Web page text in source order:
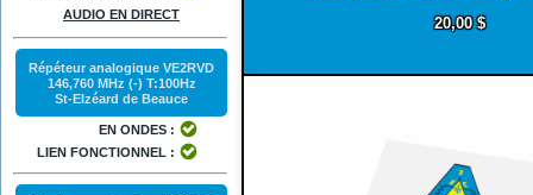
AUDIO EN DIRECT
Répéteur analogique VE2RVD
146,760 MHz (-) T:100Hz
St-Elzéard de Beauce
EN ONDES :
LIEN FONCTIONNEL :
20,00 $